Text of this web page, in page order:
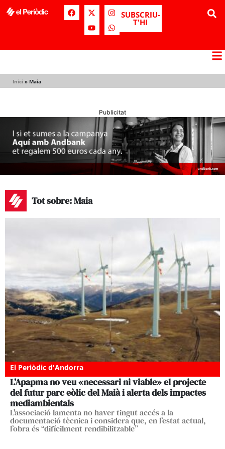
SUBSCRIU-
T'HI
Inici » Maia
Publicitat
Tot sobre: Maia
El Periòdic d'Andorra
L’Apapma no veu «necessari ni viable» el projecte
del futur parc eòlic del Maià i alerta dels impactes
mediambientals
L'associació lamenta no haver tingut accés a la
documentació tècnica i considera que, en l’estat actual,
l’obra és “difícilment rendibilitzable”